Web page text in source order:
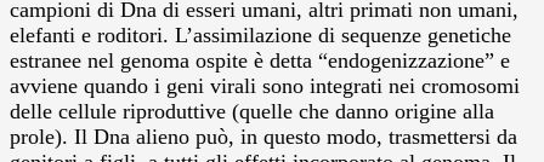
campioni di Dna di esseri umani, altri primati non umani,
elefanti e roditori. L’assimilazione di sequenze genetiche
estranee nel genoma ospite è detta “endogenizzazione” e
avviene quando i geni virali sono integrati nei cromosomi
delle cellule riproduttive (quelle che danno origine alla
prole). Il Dna alieno può, in questo modo, trasmettersi da